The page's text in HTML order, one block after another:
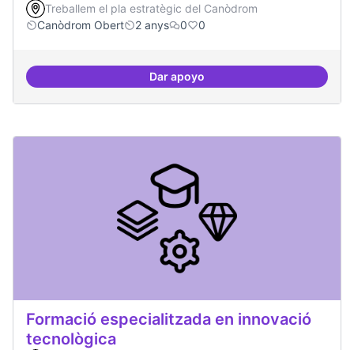
Treballem el pla estratègic del Canòdrom
Canòdrom Obert
2 anys 0 0
Dar apoyoVideojocs alternatius
Formació especialitzada en innovació
tecnològica